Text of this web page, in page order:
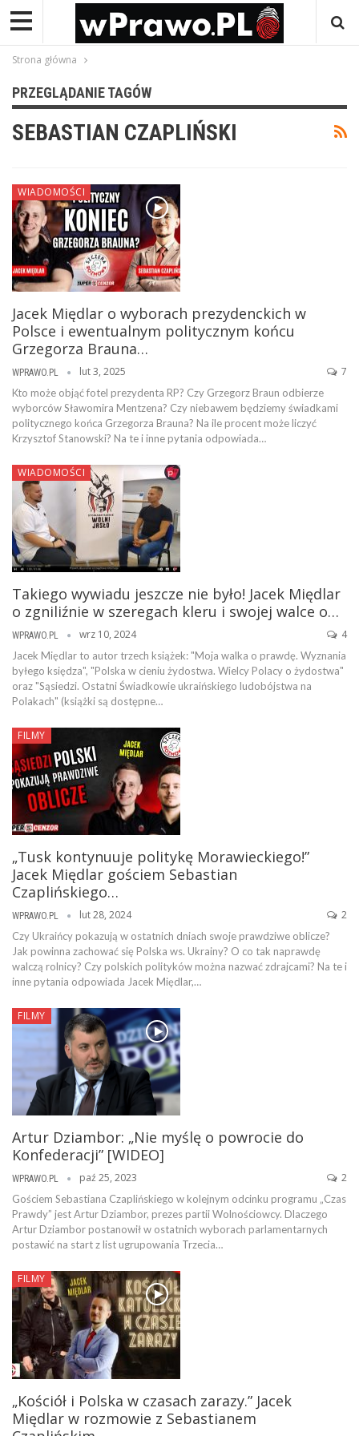
Strona główna
PRZEGLĄDANIE TAGÓW
SEBASTIAN CZAPLIŃSKI
WIADOMOŚCI
Jacek Międlar o wyborach prezydenckich w
Polsce i ewentualnym politycznym końcu
Grzegorza Brauna…
WPRAWO.PL lut 3, 2025 7
Kto może objąć fotel prezydenta RP? Czy Grzegorz Braun odbierze
wyborców Sławomira Mentzena? Czy niebawem będziemy świadkami
politycznego końca Grzegorza Brauna? Na ile procent może liczyć
Krzysztof Stanowski? Na te i inne pytania odpowiada…
WIADOMOŚCI
Takiego wywiadu jeszcze nie było! Jacek Międlar
o zgniliźnie w szeregach kleru i swojej walce o…
WPRAWO.PL wrz 10, 2024 4
Jacek Międlar to autor trzech książek: "Moja walka o prawdę. Wyznania
byłego księdza", "Polska w cieniu żydostwa. Wielcy Polacy o żydostwa"
oraz "Sąsiedzi. Ostatni Świadkowie ukraińskiego ludobójstwa na
Polakach" (książki są dostępne…
FILMY
„Tusk kontynuuje politykę Morawieckiego!”
Jacek Międlar gościem Sebastian
Czaplińskiego…
WPRAWO.PL lut 28, 2024 2
Czy Ukraińcy pokazują w ostatnich dniach swoje prawdziwe oblicze?
Jak powinna zachować się Polska ws. Ukrainy? O co tak naprawdę
walczą rolnicy? Czy polskich polityków można nazwać zdrajcami? Na te i
inne pytania odpowiada Jacek Międlar,…
FILMY
Artur Dziambor: „Nie myślę o powrocie do
Konfederacji” [WIDEO]
WPRAWO.PL paź 25, 2023 2
Gościem Sebastiana Czaplińskiego w kolejnym odcinku programu „Czas
Prawdy” jest Artur Dziambor, prezes partii Wolnościowcy. Dlaczego
Artur Dziambor postanowił w ostatnich wyborach parlamentarnych
postawić na start z list ugrupowania Trzecia…
FILMY
„Kościół i Polska w czasach zarazy.” Jacek
Międlar w rozmowie z Sebastianem